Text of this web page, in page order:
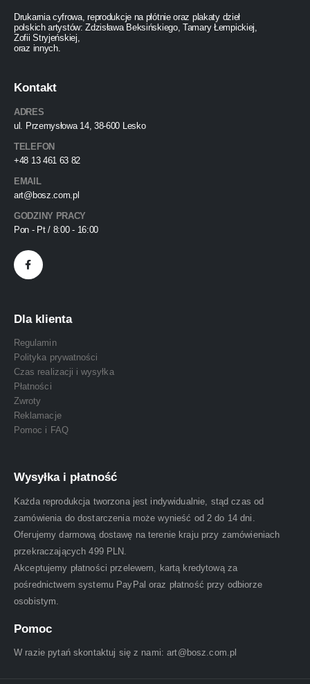
Drukarnia cyfrowa, reprodukcje na płótnie oraz plakaty dzieł
polskich artystów: Zdzisława Beksińskiego, Tamary Łempickiej,
Zofii Stryjeńskiej,
oraz innych.
Kontakt
ADRES
ul. Przemysłowa 14, 38-600 Lesko
TELEFON
+48 13 461 63 82
EMAIL
art@bosz.com.pl
GODZINY PRACY
Pon - Pt / 8:00 - 16:00
Dla klienta
Regulamin
Polityka prywatności
Czas realizacji i wysyłka
Płatności
Zwroty
Reklamacje
Pomoc i FAQ
Wysyłka i płatność
Każda reprodukcja tworzona jest indywidualnie, stąd czas od
zamówienia do dostarczenia może wynieść od 2 do 14 dni.
Oferujemy darmową dostawę na terenie kraju przy zamówieniach
przekraczających 499 PLN.
Akceptujemy płatności przelewem, kartą kredytową za
pośrednictwem systemu PayPal oraz płatność przy odbiorze
osobistym.
Pomoc
W razie pytań skontaktuj się z nami: art@bosz.com.pl